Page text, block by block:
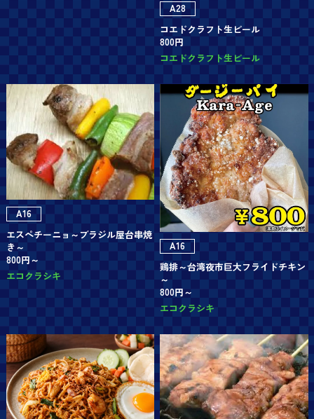
A28
コエドクラフト生ビール
800円
コエドクラフト生ビール
A16
エスペチーニョ～ブラジル屋台串焼
き～
800円～
エコクラシキ
A16
鶏排～台湾夜市巨大フライドチキン
～
800円～
エコクラシキ